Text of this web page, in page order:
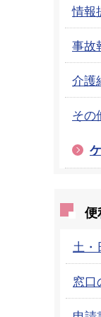
情報
事故
介護
その
便
土・
窓口